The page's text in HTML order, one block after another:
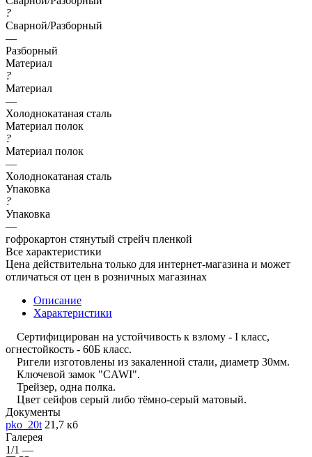
?
Сварной/Разборный
—
Разборный
Материал
?
Материал
—
Холоднокатаная сталь
Материал полок
?
Материал полок
—
Холоднокатаная сталь
Упаковка
?
Упаковка
—
гофрокартон стянутый стрейч пленкой
Все характеристики
Цена действительна только для интернет-магазина и может
отличаться от цен в розничных магазинах
Описание
Характеристики
Сертифицирован на устойчивость к взлому - I класс,
огнестойкость - 60Б класс.
Ригели изготовлены из закаленной стали, диаметр 30мм.
Ключевой замок "CAWI".
Трейзер, одна полка.
Цвет сейфов серый либо тёмно-серый матовый.
Документы
pko_20t 21,7 кб
Галерея
1/1 —